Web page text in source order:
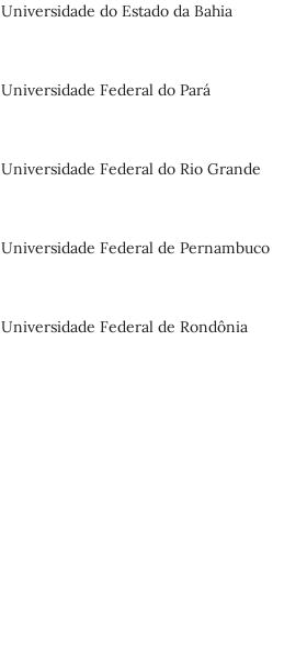
Universidade do Estado da Bahia
Universidade Federal do Pará
Universidade Federal do Rio Grande
Universidade Federal de Pernambuco
Universidade Federal de Rondônia